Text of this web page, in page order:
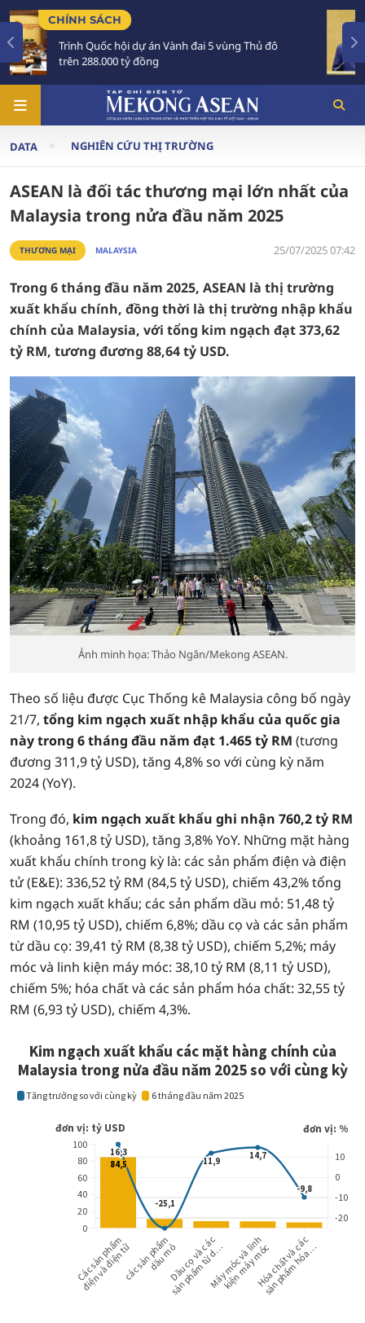
Thủ đô
Tổng Bí thư, Chủ tịch nước Tô Lâm
DATA NGHIÊN CỨU THỊ TRƯỜNG
ASEAN là đối tác thương mại lớn nhất của
Malaysia trong nửa đầu năm 2025
THƯƠNG MẠI MALAYSIA 25/07/2025 07:42
Trong 6 tháng đầu năm 2025, ASEAN là thị trường
xuất khẩu chính, đồng thời là thị trường nhập khẩu
chính của Malaysia, với tổng kim ngạch đạt 373,62
tỷ RM, tương đương 88,64 tỷ USD.
Ảnh minh họa: Thảo Ngân/Mekong ASEAN.
Theo số liệu được Cục Thống kê Malaysia công bố ngày
21/7, tổng kim ngạch xuất nhập khẩu của quốc gia
này trong 6 tháng đầu năm đạt 1.465 tỷ RM (tương
đương 311,9 tỷ USD), tăng 4,8% so với cùng kỳ năm
2024 (YoY).
Trong đó, kim ngạch xuất khẩu ghi nhận 760,2 tỷ RM
(khoảng 161,8 tỷ USD), tăng 3,8% YoY. Những mặt hàng
xuất khẩu chính trong kỳ là: các sản phẩm điện và điện
tử (E&E): 336,52 tỷ RM (84,5 tỷ USD), chiếm 43,2% tổng
kim ngạch xuất khẩu; các sản phẩm dầu mỏ: 51,48 tỷ
RM (10,95 tỷ USD), chiếm 6,8%; dầu cọ và các sản phẩm
từ dầu cọ: 39,41 tỷ RM (8,38 tỷ USD), chiếm 5,2%; máy
móc và linh kiện máy móc: 38,10 tỷ RM (8,11 tỷ USD),
chiếm 5%; hóa chất và các sản phẩm hóa chất: 32,55 tỷ
RM (6,93 tỷ USD), chiếm 4,3%.